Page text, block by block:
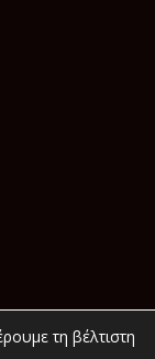
τη βέλτιστη